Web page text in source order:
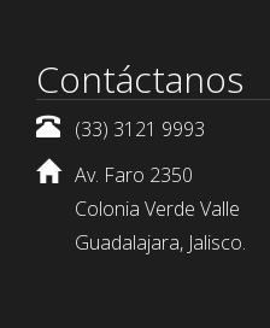
Contáctanos
(33) 3121 9993
Av. Faro 2350
Colonia Verde Valle
Guadalajara, Jalisco.